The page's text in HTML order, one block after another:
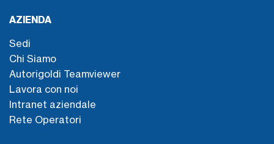
AZIENDA
Sedi
Chi Siamo
Autorigoldi Teamviewer
Lavora con noi
Intranet aziendale
Rete Operatori